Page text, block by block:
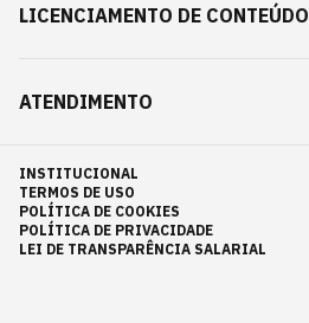
LICENCIAMENTO DE CONTEÚDO
ATENDIMENTO
INSTITUCIONAL
TERMOS DE USO
POLÍTICA DE COOKIES
POLÍTICA DE PRIVACIDADE
LEI DE TRANSPARÊNCIA SALARIAL